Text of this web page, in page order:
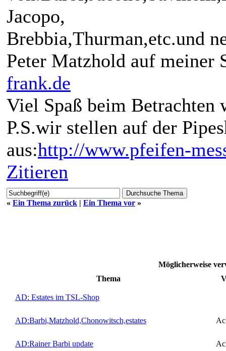
Jacopo,
Brebbia,Thurman,etc.und
Peter Matzhold auf meiner
frank.de
Viel Spaß beim Betrachten
P.S.wir stellen auf der
aus:http://www.pfeifen-
Zitieren
« Ein Thema zurück | Ein Thema vor »
Möglicherweise
Thema
AD: Estates im TSL-Shop
AD:Barbi,Matzhold,Chonowitsch,estates
AD:Rainer Barbi update